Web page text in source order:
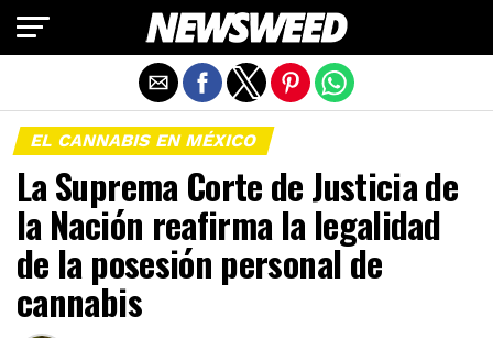
EL CANNABIS EN MÉXICO
La Suprema Corte de Justicia de
la Nación reafirma la legalidad
de la posesión personal de
cannabis
Salir de la versión móvil